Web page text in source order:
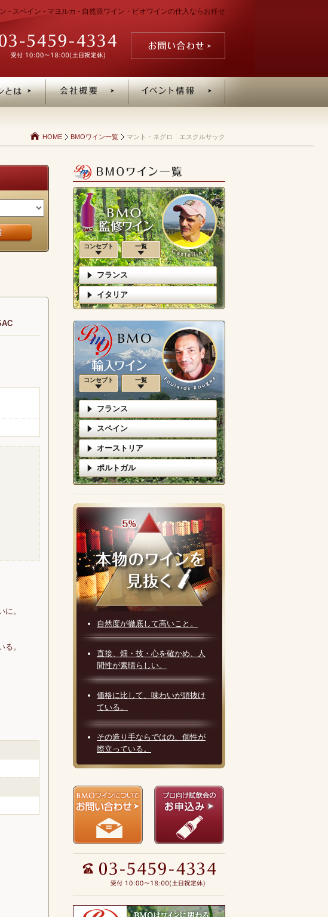
スペイン - マヨルカ - 自然派ワイン・ビオワインの仕入ならお任せ
HOME BMOワイン一覧 マント・ネグロ エスクルサック
。
。
コンセプト 一覧
フランス
イタリア
コンセプト 一覧
フランス
スペイン
オーストリア
ポルトガル
自然度が徹底して高いこと。
直接、畑・技・心を確かめ、人
間性が素晴らしい。
価格に比して、味わいが頭抜け
ている。
その造り手ならではの、個性が
際立っている。